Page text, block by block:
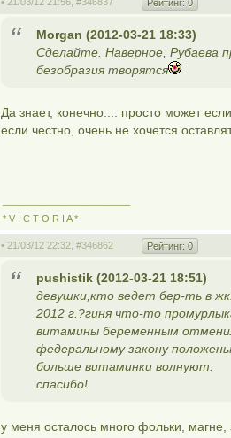
Рейтинг: 0
Morgan (2012-03-21 18:33)
Сделайте. Наверное, Рубаева
безобразия творятся
Да знает, конечно.... просто может
если честно, очень не хочется
* V I C T O R I A *
• 21/03/12 22:32, #346862 Рейтинг: 0
pushistik (2012-03-21 18:51)
девушки,кто ведет бер-ть в
2012 г.?гиня что-то
витамины беременным
федеральному закону
больше витаминки волнуют.
спасибо!
у меня осталось много фольки,